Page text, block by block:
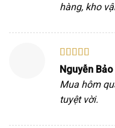
hàng, kho
Được xếp
hạng55 sao
Nguyễn
Mua hôm
tuyệt vời.